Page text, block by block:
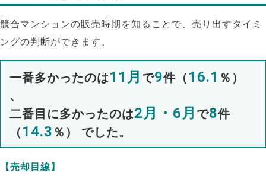
競合マンションの販売時期を知ることで、売り出すタイミ
ングの判断ができます。
一番多かったのは11月 で9件（ 16.1 ％）
、
二番目に多かったのは2月・6月 で8件
（ 14.3 ％） でした。
【売却目線】